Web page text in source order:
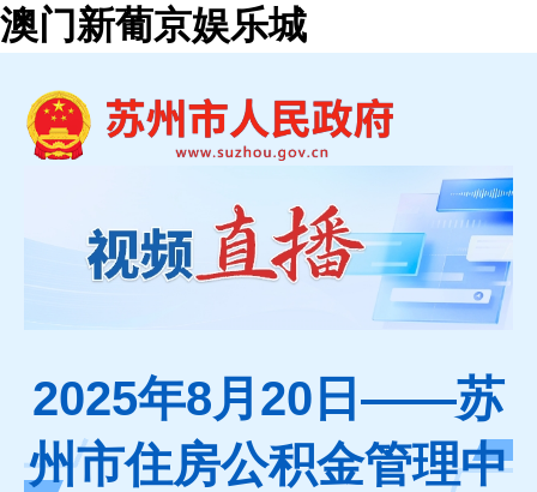
澳门新葡京娱乐城
2025年8月20日——苏
州市住房公积金管理中